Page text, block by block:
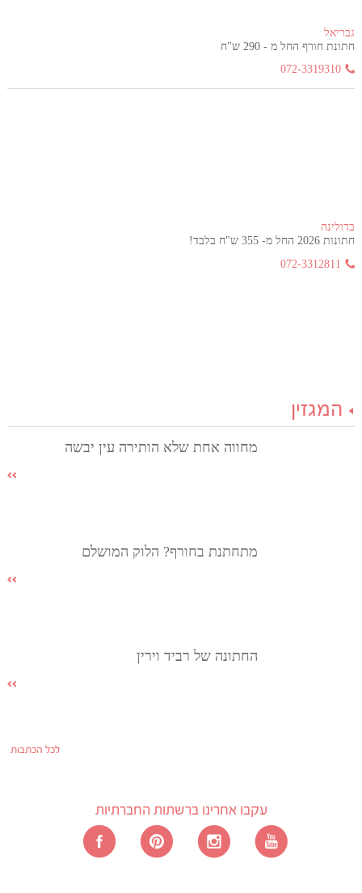
גבריאל
חתונת חורף החל מ - 290 ש"ח
072-3319310
בדולינה
חתונות 2026 החל מ- 355 ש"ח בלבד!
072-3312811
המגזין
מחווה אחת שלא הותירה עין יבשה
מתחתנת בחורף? הלוק המושלם
החתונה של רביד וירין
לכל הכתבות
עקבו אחרינו ברשתות החברתיות